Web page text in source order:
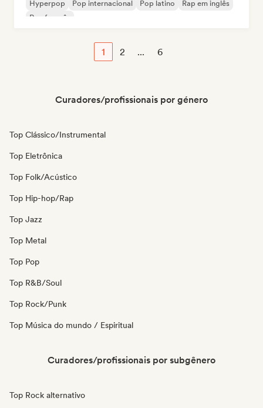
Hyperpop Pop internacional Pop latino
Rap em inglês
Rap francês
1 2 ... 6
Curadores/profissionais por género
Top Clássico/Instrumental
Top Eletrônica
Top Folk/Acústico
Top Hip-hop/Rap
Top Jazz
Top Metal
Top Pop
Top R&B/Soul
Top Rock/Punk
Top Música do mundo / Espiritual
Curadores/profissionais por subgênero
Top Rock alternativo